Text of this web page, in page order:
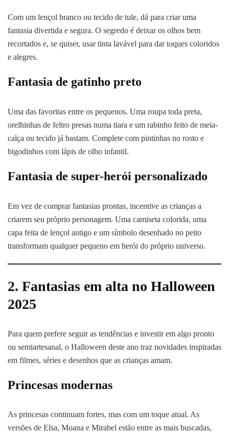
Com um lençol branco ou tecido de tule, dá para criar uma
fantasia divertida e segura. O segredo é deixar os olhos bem
recortados e, se quiser, usar tinta lavável para dar toques coloridos
e alegres.
Fantasia de gatinho preto
Uma das favoritas entre os pequenos. Uma roupa toda preta,
orelhinhas de feltro presas numa tiara e um rabinho feito de meia-
calça ou tecido já bastam. Complete com pintinhas no rosto e
bigodinhos com lápis de olho infantil.
Fantasia de super-herói personalizado
Em vez de comprar fantasias prontas, incentive as crianças a
criarem seu próprio personagem. Uma camiseta colorida, uma
capa feita de lençol antigo e um símbolo desenhado no peito
transformam qualquer pequeno em herói do próprio universo.
2. Fantasias em alta no Halloween
2025
Para quem prefere seguir as tendências e investir em algo pronto
ou semiartesanal, o Halloween deste ano traz novidades inspiradas
em filmes, séries e desenhos que as crianças amam.
Princesas modernas
As princesas continuam fortes, mas com um toque atual. As
versões de Elsa, Moana e Mirabel estão entre as mais buscadas,